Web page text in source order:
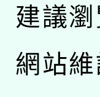
建議
網站